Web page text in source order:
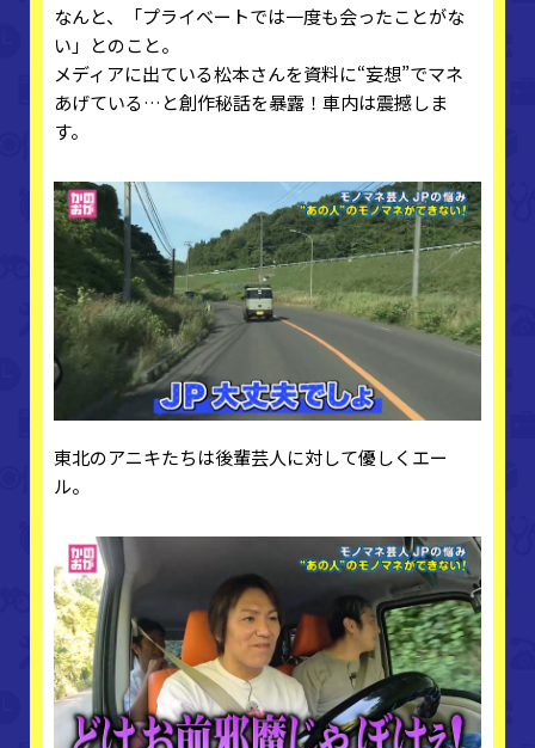
なんと、「プライベートでは一度も会ったことがな
い」とのこと。
メディアに出ている松本さんを資料に“妄想”でマネ
あげている…と創作秘話を暴露！車内は震撼しま
す。
東北のアニキたちは後輩芸人に対して優しくエー
ル。